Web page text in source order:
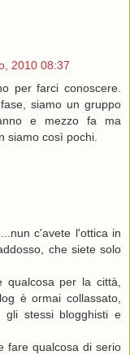
2010 08:37
per farci conoscere.
siamo un gruppo
e mezzo fa ma
siamo così pochi.
c'avete l'ottica in
che siete solo
per la città,
è ormai collassato,
stessi blogghisti e
fare qualcosa di serio